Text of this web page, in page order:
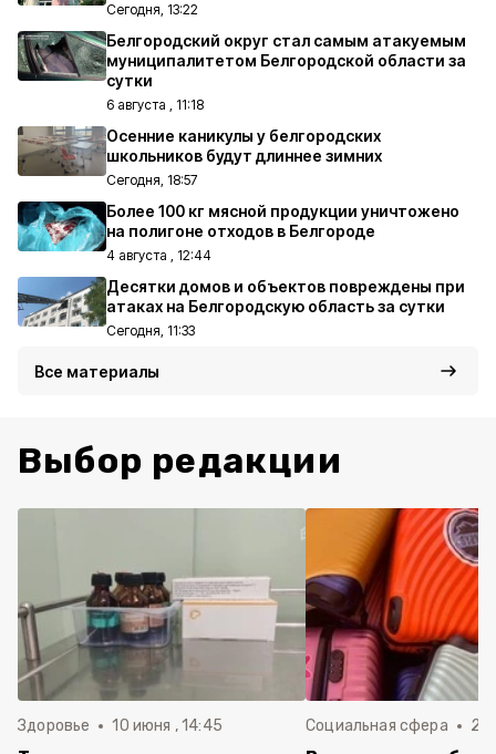
Сегодня, 13:22
Белгородский округ стал самым атакуемым
муниципалитетом Белгородской области за
сутки
6 августа , 11:18
Осенние каникулы у белгородских
школьников будут длиннее зимних
Сегодня, 18:57
Более 100 кг мясной продукции уничтожено
на полигоне отходов в Белгороде
4 августа , 12:44
Десятки домов и объектов повреждены при
атаках на Белгородскую область за сутки
Сегодня, 11:33
Все материалы
Выбор редакции
Здоровье 10 июня , 14:45 Социальная сфера 20